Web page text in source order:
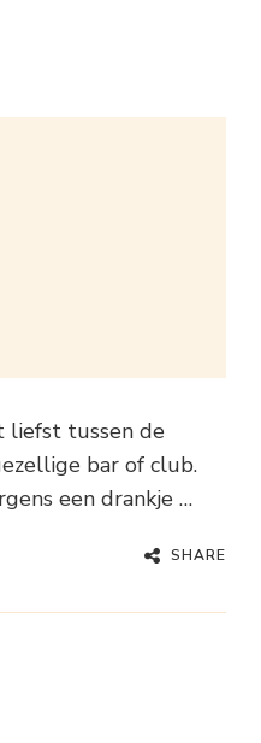
liefst tussen de
bar of club.
een drankje …
SHARE